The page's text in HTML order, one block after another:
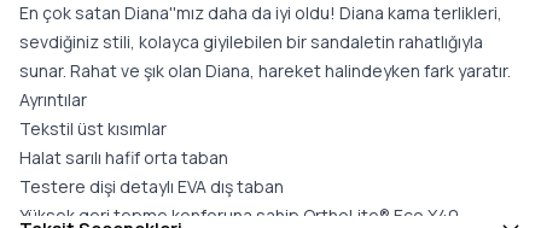
En çok satan Diana''mız daha da iyi oldu! Diana kama terlikleri,
sevdiğiniz stili, kolayca giyilebilen bir sandaletin rahatlığıyla
sunar. Rahat ve şık olan Diana, hareket halindeyken fark yaratır.
Ayrıntılar
Tekstil üst kısımlar
Halat sarılı hafif orta taban
Testere dişi detaylı EVA dış taban
Yüksek geri tepme konforuna sahip OrthoLite® Eco X40